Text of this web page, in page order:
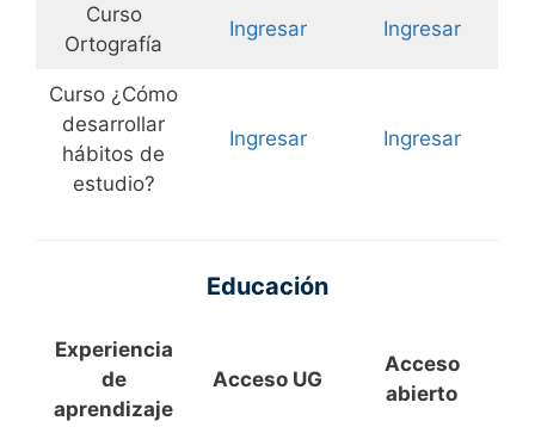
Curso
Ortografía
Ingresar Ingresar
Curso ¿Cómo
desarrollar
hábitos de
estudio?
Ingresar Ingresar
Educación
Experiencia
de
aprendizaje
Acceso UG
Acceso
abierto